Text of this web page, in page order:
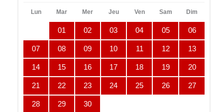
Lun Mar Mer Jeu Ven Sam Dim
01 02 03 04 05 06
07 08 09 10 11 12 13
14 15 16 17 18 19 20
21 22 23 24 25 26 27
28 29 30